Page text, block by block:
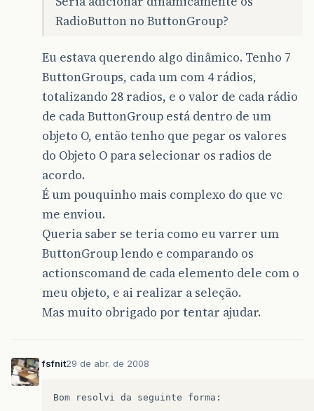
RadioButton no ButtonGroup?
Eu estava querendo algo dinâmico. Tenho 7
ButtonGroups, cada um com 4 rádios,
totalizando 28 radios, e o valor de cada rádio
de cada ButtonGroup está dentro de um
objeto O, então tenho que pegar os valores
do Objeto O para selecionar os radios de
acordo.
É um pouquinho mais complexo do que vc
me enviou.
Queria saber se teria como eu varrer um
ButtonGroup lendo e comparando os
actionscomand de cada elemento dele com o
meu objeto, e ai realizar a seleção.
Mas muito obrigado por tentar ajudar.
fsfnit29 de abr. de 2008
Bom resolvi da seguinte forma: